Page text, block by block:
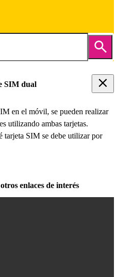
SIM dual
en el móvil, se pueden realizar
utilizando ambas tarjetas.
tarjeta SIM se debe utilizar por
enlaces de interés